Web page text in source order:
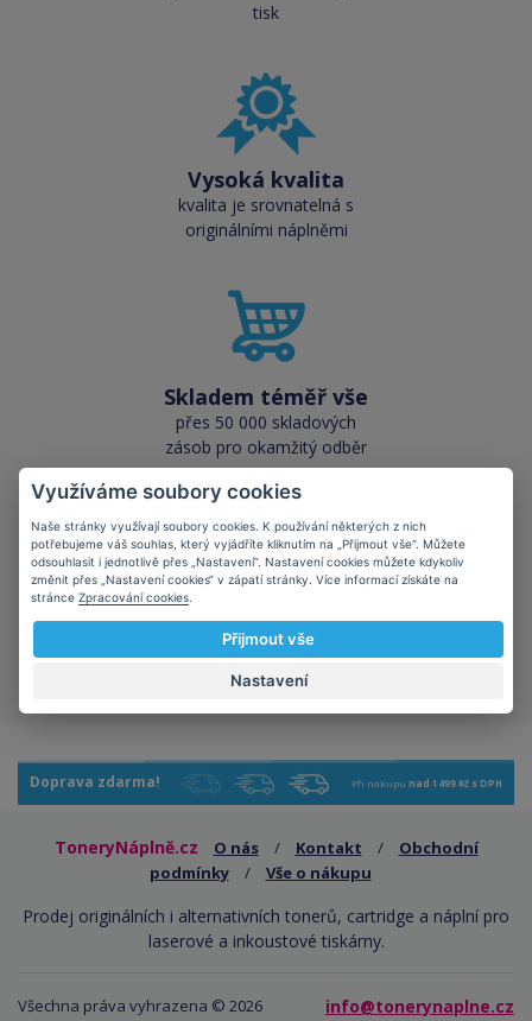
tisk
Vysoká kvalita
kvalita je srovnatelná s
originálními náplněmi
Skladem téměř vše
přes 50 000 skladových
zásob pro okamžitý odběr
Šetříte planetu
kompatibilní kazety mají
kladný vliv na ekologii
Doprava zdarma! Při nákupu nad 1499 Kč s DPH
ToneryNáplně.cz O nás / Kontakt /
Obchodní
podmínky
/ Vše o nákupu
Prodej originálních i alternativních tonerů, cartridge a náplní pro
laserové a inkoustové tiskárny.
info@tonerynaplne.cz
Všechna práva vyhrazena © 2026
Využíváme soubory cookies
Naše stránky využívají soubory cookies. K používání některých z nich
potřebujeme váš souhlas, který vyjádříte kliknutím na „Přijmout vše“. Můžete
odsouhlasit i jednotlivě přes „Nastavení“. Nastavení cookies můžete kdykoliv
změnit přes „Nastavení cookies“ v zápatí stránky. Více informací získáte na
stránce Zpracování cookies
Přijmout vše
Nastavení